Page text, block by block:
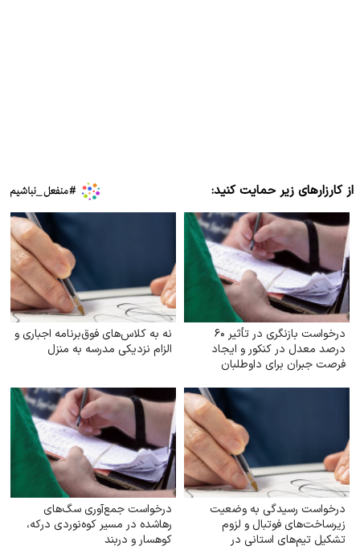
از کارزارهای زیر حمایت کنید:
درخواست بازنگری در تأثیر ۶۰
درصد معدل در کنکور و ایجاد
فرصت جبران برای داوطلبان
نه به کلاس‌های فوق‌برنامه اجباری و
الزام نزدیکی مدرسه به منزل
درخواست رسیدگی به وضعیت
زیرساخت‌های فوتبال و لزوم
تشکیل تیم‌های استانی در
درخواست جمع‌آوری سگ‌های
رهاشده در مسیر کوه‌نوردی درکه،
کوهسار و دربند